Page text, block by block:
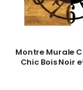
Montre Murale
Chic Bois Noir